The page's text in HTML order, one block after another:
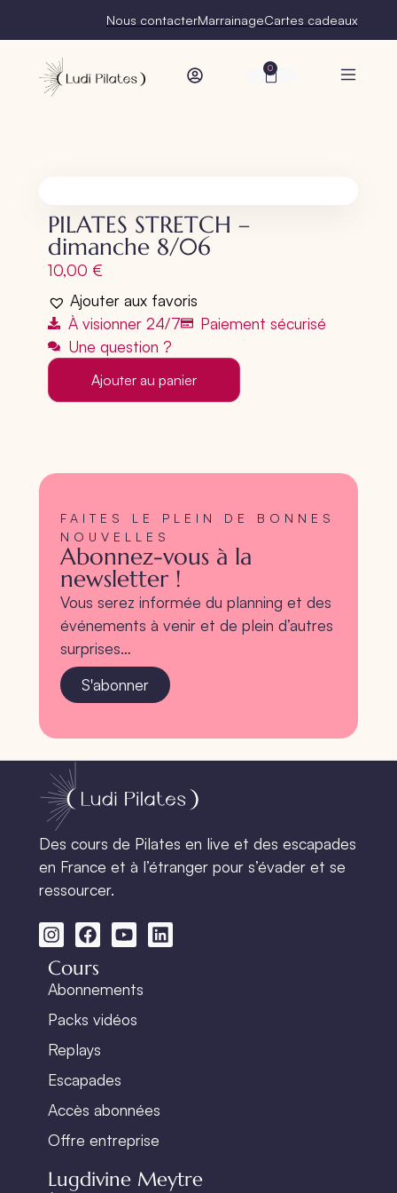
Nous contacterMarrainageCartes cadeaux
0
PILATES STRETCH –
dimanche 8/06
10,00 €
Ajouter aux favoris
À visionner 24/7
Paiement sécurisé
Une question ?
Ajouter au panier
FAITES LE PLEIN DE BONNES
NOUVELLES
Abonnez-vous à la
newsletter !
Vous serez informée du planning et des
événements à venir et de plein d’autres
surprises…
S'abonner
Des cours de Pilates en live et des escapades
en France et à l’étranger pour s’évader et se
ressourcer.
Cours
Abonnements
Packs vidéos
Replays
Escapades
Accès abonnées
Offre entreprise
Lugdivine Meytre